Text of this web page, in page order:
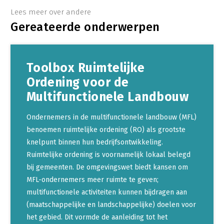
Lees meer over andere
Gereateerde onderwerpen
Toolbox Ruimtelijke
Ordening voor de
Multifunctionele Landbouw
Ondernemers in de multifunctionele landbouw (MFL)
benoemen ruimtelijke ordening (RO) als grootste
knelpunt binnen hun bedrijfsontwikkeling.
Ruimtelijke ordening is voornamelijk lokaal belegd
bij gemeenten. De omgevingswet biedt kansen om
MFL-ondernemers meer ruimte te geven;
multifunctionele activiteiten kunnen bijdragen aan
(maatschappelijke en landschappelijke) doelen voor
het gebied. Dit vormde de aanleiding tot het